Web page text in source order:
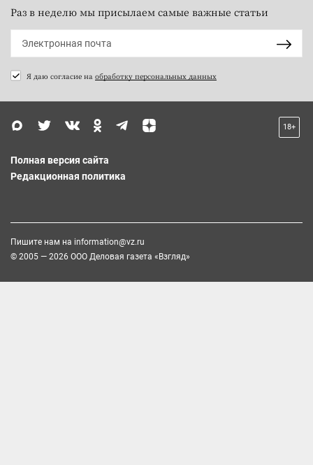
Раз в неделю мы присылаем самые важные статьи
Я даю согласие на обработку персональных данных
18+
Полная версия сайта
Редакционная политика
Пишите нам на information@vz.ru
© 2005 — 2026 ООО Деловая газета «Взгляд»